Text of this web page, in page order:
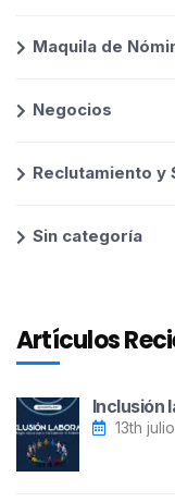
Maquila de
Negocios
Reclutamiento y
Sin categoría
Artículos
Inclusión
13th